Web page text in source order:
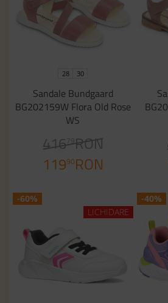
28 30
Sandale Bundgaard
BG202159W Flora Old Rose
WS
416 79
RON
11990RON
-60%
LICHIDARE
-40%